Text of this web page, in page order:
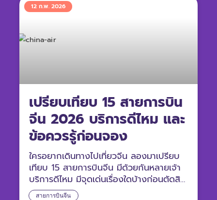
สายการบินจีน
เปรียบเทียบ 15 สายการบิน
จีน 2026 บริการดีไหม และ
ข้อควรรู้ก่อนจอง
ใครอยากเดินทางไปเที่ยวจีน ลองมาเปรียบ
เทียบ 15 สายการบินจีน มีด้วยกันหลายเจ้า
บริการดีไหม มีจุดเด่นเรื่องใดบ้างก่อนตัดสิน
ใจจองตั๋ว
12 ก.พ. 2026